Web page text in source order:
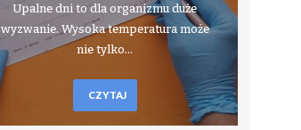
Upalne dni to dla organizmu duże
wyzwanie. Wysoka temperatura może
nie tylko…
CZYTAJ